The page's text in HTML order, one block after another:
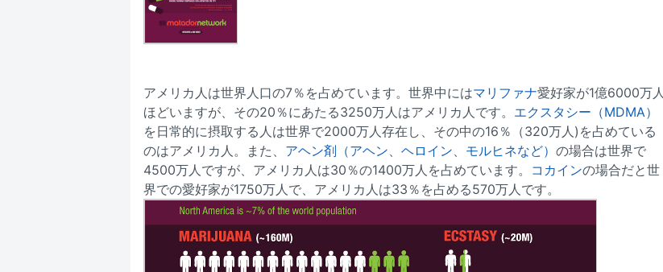
アメリカ人は世界人口の7％を占めています。世界中にはマリファナ愛好家が1億6000万人
ほどいますが、その20％にあたる3250万人はアメリカ人です。 エクスタシー（MDMA）
を日常的に摂取する人は世界で2000万人存在し、その中の16％（320万人)を占めている
のはアメリカ人。また、 アヘン剤（アヘン、ヘロイン、モルヒネなど） の場合は世界で
4500万人ですが、アメリカ人は30％の1400万人を占めています。 コカインの場合だと世
界での愛好家が1750万人で、アメリカ人は33％を占める570万人です。